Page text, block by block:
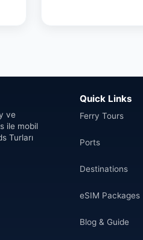
ve
ile mobil
Turları
Quick Links
Ferry Tours
Ports
Destinations
eSIM Packages
Blog & Guide